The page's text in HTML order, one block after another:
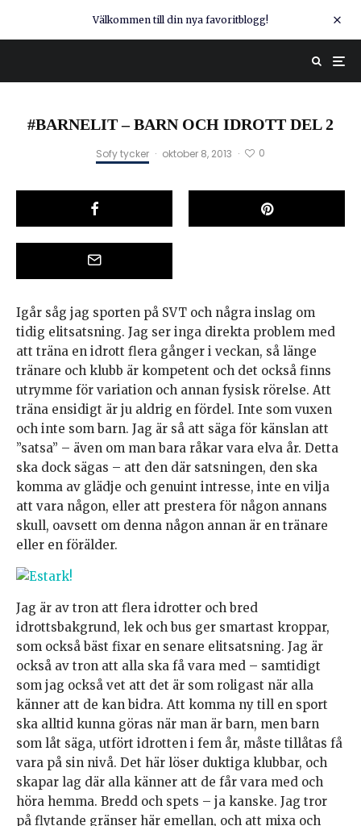
Välkommen till din nya favoritblogg!
#BARNELIT – BARN OCH IDROTT DEL 2
Sofy tycker · oktober 8, 2013 · 0
Igår såg jag sporten på SVT och några inslag om
tidig elitsatsning. Jag ser inga direkta problem med
att träna en idrott flera gånger i veckan, så länge
tränare och klubb är kompetent och det också finns
utrymme för variation och annan fysisk rörelse. Att
träna ensidigt är ju aldrig en fördel. Inte som vuxen
och inte som barn. Jag är så att säga för känslan att
”satsa” – även om man bara råkar vara elva år. Detta
ska dock sägas – att den där satsningen, den ska
komma av glädje och genuint intresse, inte en vilja
att vara någon, eller att prestera för någon annans
skull, oavsett om denna någon annan är en tränare
eller en förälder.
Jag är av tron att flera idrotter och bred
idrottsbakgrund, lek och bus ger smartast kroppar,
som också bäst fixar en senare elitsatsning. Jag är
också av tron att alla ska få vara med – samtidigt
som jag också vet att det är som roligast när alla
känner att de kan bidra. Att komma ny till en sport
ska alltid kunna göras när man är barn, men barn
som låt säga, utfört idrotten i fem år, måste tillåtas få
vara på sin nivå. Det här löser duktiga klubbar, och
skapar lag där alla känner att de får vara med och
höra hemma. Bredd och spets – ja kanske. Jag tror
på flytande gränser här emellan, och att mixa och